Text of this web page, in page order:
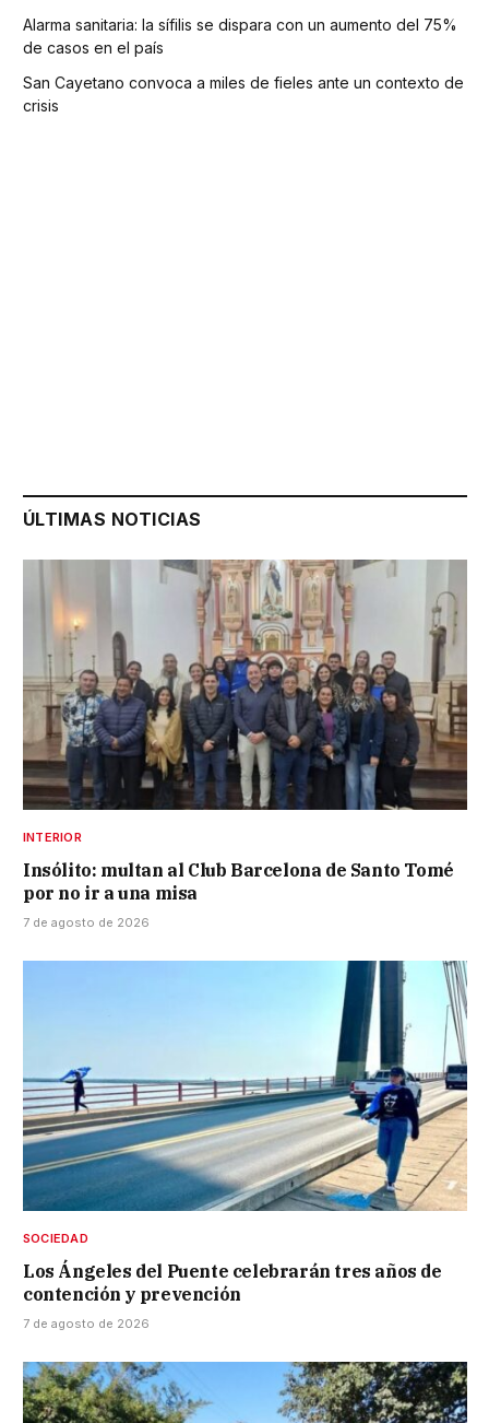
Alarma sanitaria: la sífilis se dispara con un aumento del 75%
de casos en el país
San Cayetano convoca a miles de fieles ante un contexto de
crisis
ÚLTIMAS NOTICIAS
INTERIOR
Insólito: multan al Club Barcelona de Santo Tomé
por no ir a una misa
7 de agosto de 2026
SOCIEDAD
Los Ángeles del Puente celebrarán tres años de
contención y prevención
7 de agosto de 2026